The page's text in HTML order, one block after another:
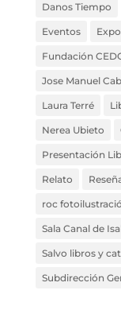
Danos Tiempo
Eventos
Fundación
Jose Manuel
Laura Terré
Nerea Ubieto
Presentación
Relato
roc
Sala Canal de
Salvo libros y
Subdirección